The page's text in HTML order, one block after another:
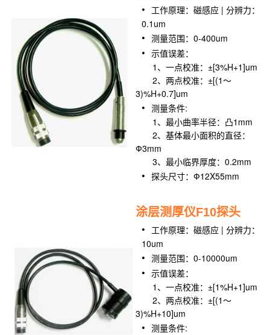
工作原理：磁感应 | 分辨力：
0.1um
测量范围：0-400um
示值误差：
1、一点校准：±[3%H+1]um
2、两点校准：±[(1～
3)%H+0.7]um
测量条件:
1、最小曲率半径：凸1mm
2、基体最小面积的直径：
Ф3mm
3、最小临界厚度：0.2mm
探头尺寸：Ф12X55mm
涂层测厚仪F10探头
工作原理：磁感应 | 分辨力：
10um
测量范围：0-10000um
示值误差：
1、一点校准：±[1%H+1]um
2、两点校准：±[(1～
3)%H+10]um
测量条件: